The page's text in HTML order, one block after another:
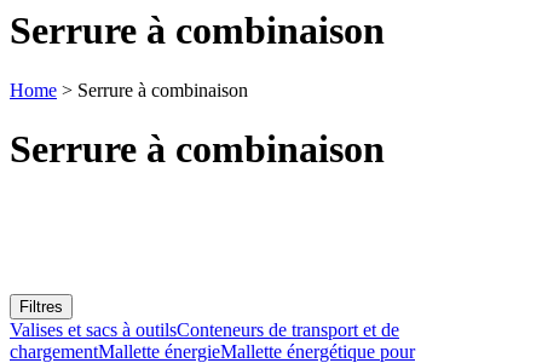
Serrure à combinaison
Home > Serrure à combinaison
Serrure à combinaison
Filtres
Valises et sacs à outilsConteneurs de transport et de
chargementMallette énergieMallette énergétique pour